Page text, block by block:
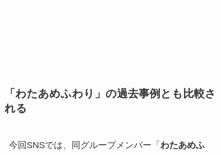
「わたあめふわり」の過去事例とも比較さ
れる
今回SNSでは、同グループメンバー「 わたあめふ